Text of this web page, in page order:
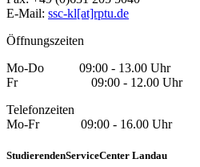
E-Mail: ssc-kl[at]rptu.de
Öffnungszeiten
Mo-Do 09:00 - 13.00 Uhr
Fr 09:00 - 12.00 Uhr
Telefonzeiten
Mo-Fr 09:00 - 16.00 Uhr
StudierendenServiceCenter Landau